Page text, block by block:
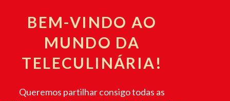
BEM-VINDO AO
MUNDO DA
TELECULINÁRIA!
Queremos partilhar consigo todas as